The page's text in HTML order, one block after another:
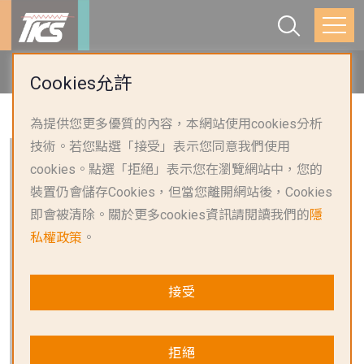
產品應用
電動車電池
電動車車載充電器
電動車PTC加熱片
電動車驅動馬達
電動車車載充電插座
充電樁
Cookies允許
為提供您更多優質的內容，本網站使用cookies分析
技術。若您點選「接受」表示您同意我們使用
cookies。點選「拒絕」表示您在瀏覽網站中，您的
裝置仍會儲存Cookies，但當您離開網站後，Cookies
即會被清除。關於更多cookies資訊請閱讀我們的隱
私權政策 。
接受
拒絕